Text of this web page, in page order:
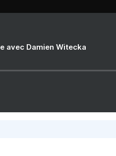
avec Damien Witecka